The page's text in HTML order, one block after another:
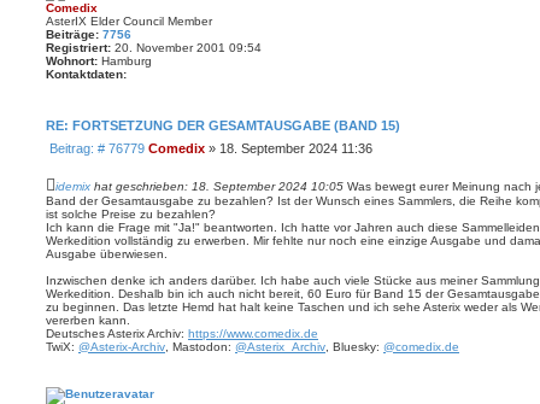
Comedix
AsterIX Elder Council Member
Beiträge: 7756
Registriert: 20. November 2001 09:54
Wohnort: Hamburg
Kontaktdaten:
k
d
a
t
e
n
v
o
C
o
m
e
d
RE: FORTSETZUNG DER GESAMTAUSGABE (BAND 15)
Beitrag: # 76779B
i
t
r
a
g
Comedix » 18. September 2024 11:36
idemix hat geschrieben: 18. September 2024 10:05 Was bewegt eurer Meinung nach
Band der Gesamtausgabe zu bezahlen? Ist der Wunsch eines Sammlers, die Reihe
ist solche Preise zu bezahlen?
Ich kann die Frage mit "Ja!" beantworten. Ich hatte vor Jahren auch diese
Werkedition vollständig zu erwerben. Mir fehlte nur noch eine einzige Ausgabe und
Ausgabe überwiesen.
Inzwischen denke ich anders darüber. Ich habe auch viele Stücke aus meiner
Werkedition. Deshalb bin ich auch nicht bereit, 60 Euro für Band 15 der
zu beginnen. Das letzte Hemd hat halt keine Taschen und ich sehe Asterix weder als
vererben kann.
Deutsches Asterix Archiv: https://www.comedix.de
TwiX: @Asterix-Archiv , Mastodon: @Asterix_Archiv , Bluesky: @comedix.de